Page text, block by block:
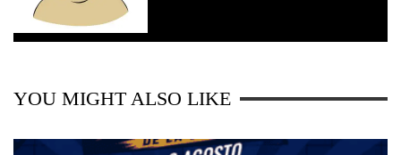
YOU MIGHT ALSO LIKE